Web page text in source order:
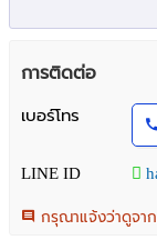
อุทยานแห่งชาติเขา
- วิวเขาในระยะไกล
- เนื้อที่รวม **16-0-
- หน้ากว้างติดถนน
- รูปทรงหลายเหลี่ยม
การติดต่อ
เบอร์โทร
LINE ID
กรุณาแจ้งว่าดูจา